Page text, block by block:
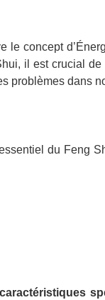
concept
il est crucial
problèmes dans
du Feng
caractéristiques